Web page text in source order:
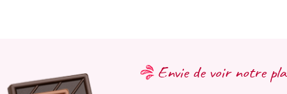
Envie de voir notre